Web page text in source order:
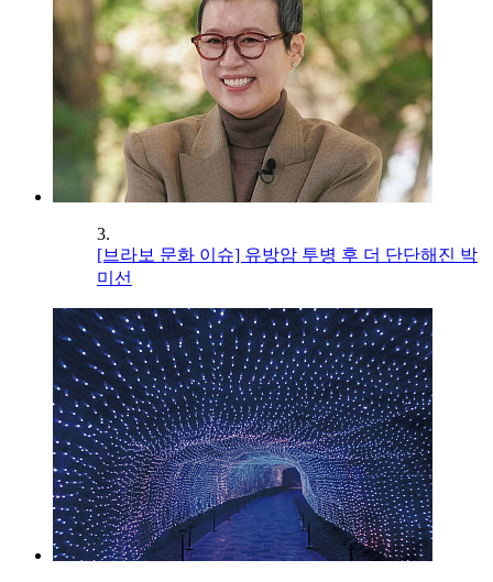
3.
[브라보 문화 이슈] 유방암 투병 후 더 단단해진 박
미선